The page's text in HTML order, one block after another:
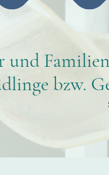
und
bzw.